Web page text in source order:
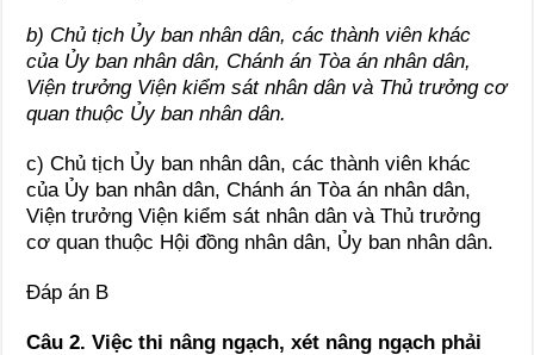
b) Chủ tịch Ủy ban nhân dân, các thành viên khác
của Ủy ban nhân dân, Chánh án Tòa án nhân dân,
Viện trưởng Viện kiểm sát nhân dân và Thủ trưởng cơ
quan thuộc Ủy ban nhân dân.
c) Chủ tịch Ủy ban nhân dân, các thành viên khác
của Ủy ban nhân dân, Chánh án Tòa án nhân dân,
Viện trưởng Viện kiểm sát nhân dân và Thủ trưởng
cơ quan thuộc Hội đồng nhân dân, Ủy ban nhân dân.
Đáp án B
Câu 2. Việc thi nâng ngạch, xét nâng ngạch phải